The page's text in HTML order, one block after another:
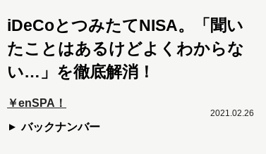
iDeCoとつみたてNISA。「聞い
たことはあるけどよくわからな
い…」を徹底解消！
￥enSPA！
バックナンバー
2021.02.26